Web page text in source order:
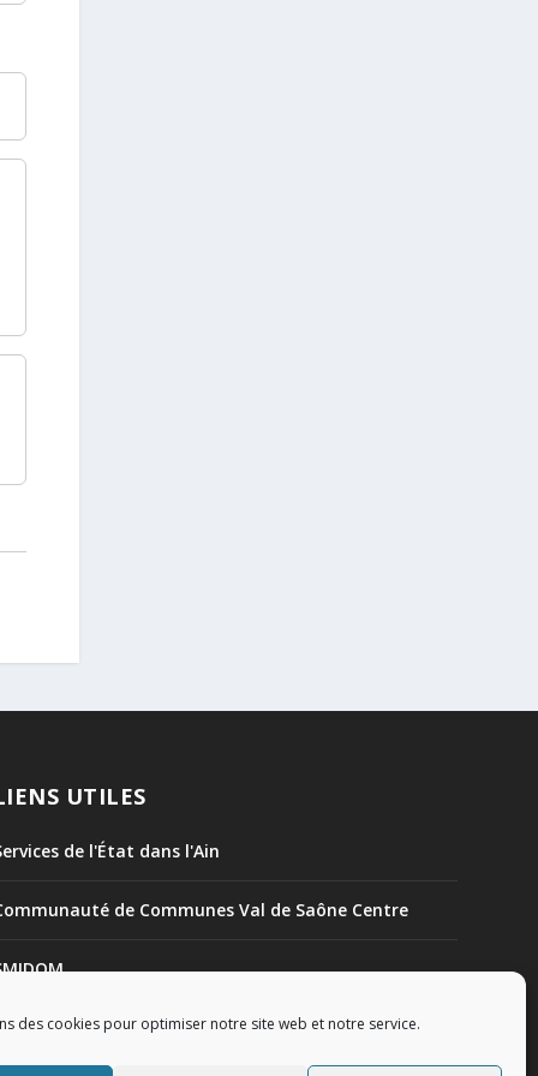
des cookies pour optimiser notre site web et notre service.
UTILES
de l'État dans l'Ain
de Communes Val de Saône Centre
des rivières Dombes Chalaronne Bords de